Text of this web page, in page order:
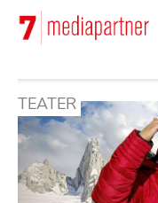
Hoppa
huvudinnehåll
TEATER